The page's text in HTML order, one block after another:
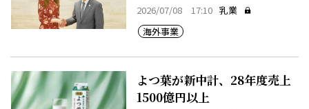
2026/07/08 17:10 乳業
海外事業
よつ葉が新中計、28年度売上
1500億円以上